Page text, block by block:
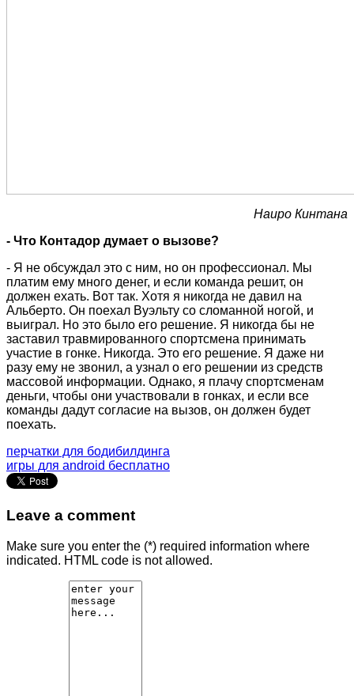
Наиро Кинтана
- Что Контадор думает о вызове?
- Я не обсуждал это с ним, но он профессионал. Мы
платим ему много денег, и если команда решит, он
должен ехать. Вот так. Хотя я никогда не давил на
Альберто. Он поехал Вуэльту со сломанной ногой, и
выиграл. Но это было его решение. Я никогда бы не
заставил травмированного спортсмена принимать
участие в гонке. Никогда. Это его решение. Я даже ни
разу ему не звонил, а узнал о его решении из средств
массовой информации. Однако, я плачу спортсменам
деньги, чтобы они участвовали в гонках, и если все
команды дадут согласие на вызов, он должен будет
поехать.
перчатки для бодибилдинга
игры для android бесплатно
Leave a comment
Make sure you enter the (*) required information where
indicated. HTML code is not allowed.